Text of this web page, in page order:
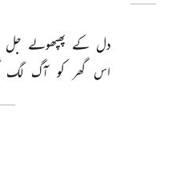
دل کے پھپھولے جل
اس گھر کو آگ لگ